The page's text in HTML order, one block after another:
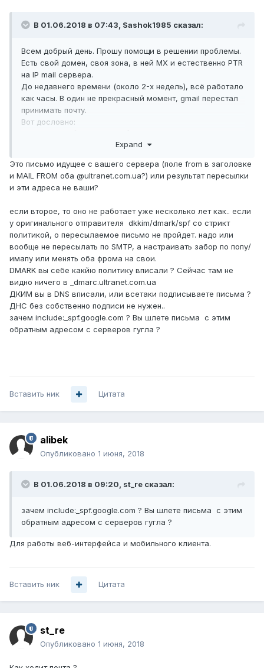
В 01.06.2018 в 07:43, Sashok1985 сказал:
Всем добрый день. Прошу помощи в решении проблемы.
Есть свой домен, своя зона, в ней MX и естественно PTR
на IP mail сервера.
До недавнего времени (около 2-х недель), всё работало
как часы. В один не прекрасный момент, gmail перестал
принимать почту.
Вот дословно:
the SMTP relay at your
<<< 550-5.7.1 service provider instead. Learn more at
<<< 550 5.7.1 https://support.google.com/mail/?
554 5.0.0 Service unavailable
Вот мой MX:
Name: mail.ultranet.com.ua
Address: 91.225.199.100
Вот PTR:
100.199.225.91.in-addr.arpa name = mail.ultranet.com.ua.
Expand
Это письмо идущее с вашего сервера (поле from в заголовке
и MAIL FROM оба @ultranet.com.ua?) или результат пересылки
и эти адреса не ваши?
если второе, то оно не работает уже несколько лет как.. если
у оригинального отправителя dkkim/dmark/spf со стрикт
политикой, о пересылаемое письмо не пройдет. надо или
вообще не пересылать по SMTP, а настраивать забор по попу/
имапу или менять оба фрома на свои.
DMARK вы себе какйю политику вписали ? Сейчас там не
видно ничего в _dmarc.ultranet.com.ua
ДКИМ вы в DNS вписали, или всетаки подписываете письма ?
ДНС без собственно подписи не нужен..
зачем include:_spf.google.com ? Вы шлете письма с этим
обратным адресом с серверов гугла ?
Вставить ник Цитата
alibek
Опубликовано 1 июня, 2018
В 01.06.2018 в 09:20, st_re сказал:
зачем include:_spf.google.com ? Вы шлете письма с этим
обратным адресом с серверов гугла ?
Для работы веб-интерфейса и мобильного клиента.
Вставить ник Цитата
st_re
Опубликовано 1 июня, 2018